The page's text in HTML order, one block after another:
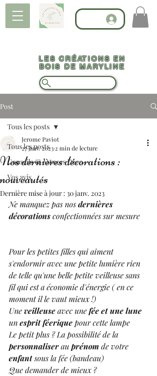
LES CRÉATIONS EN
BOIS DE MARYLINE
Post
Tous les posts
Conseils & Astuces Déco
Vos avis
Tous les posts
Nos dernières décorations :
nouveautés
Jerome Paviot
27 janv. 2023 2 min de lecture
Dernière mise à jour : 30 janv. 2023
Ne manquez pas nos dernières
décorations confectionnées sur mesure
Pour les petites filles qui aiment
s'endormir avec une petite lumière rien
de telle qu'une belle petite veilleuse sans
fil qui est a économie d'énergie ( en ce
moment il le vaut mieux !)
Une veilleuse avec une fée et une lune
un esprit féerique pour cette lampe
Le petit plus ? La possibilité de la
personnaliser au prénom de votre
enfant sous la fée (bandeau)
Que demander de mieux ?